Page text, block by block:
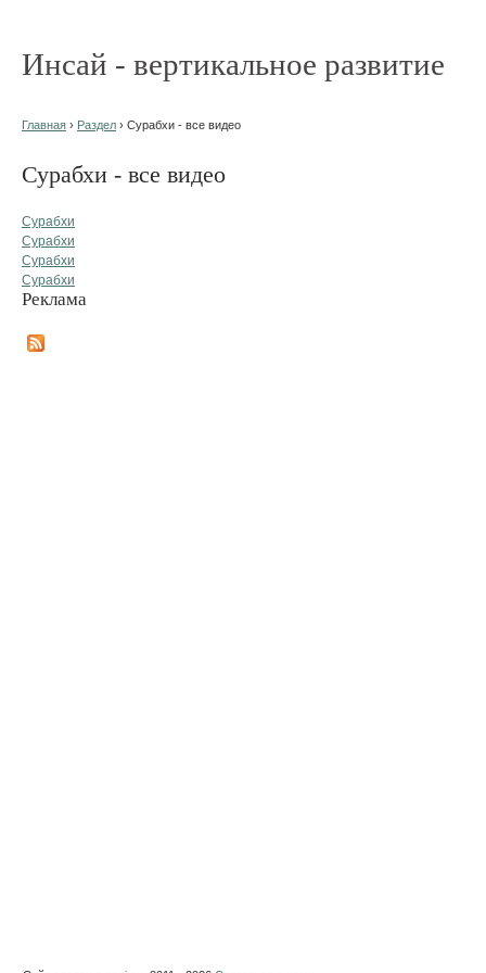
Инсай - вертикальное развитие
Главная › Раздел › Сурабхи - все видео
Сурабхи - все видео
Сурабхи
Сурабхи
Сурабхи
Сурабхи
Реклама